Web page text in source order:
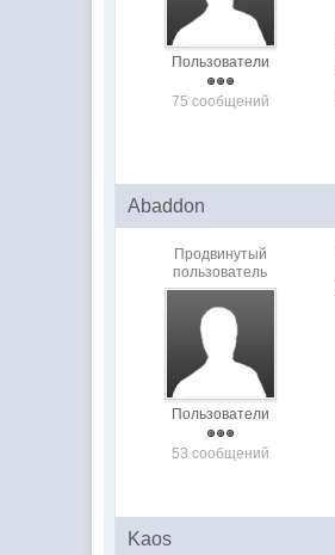
Пользователи
75 сообщений
Abaddon
Продвинутый
пользователь
Пользователи
53 сообщений
Kaos